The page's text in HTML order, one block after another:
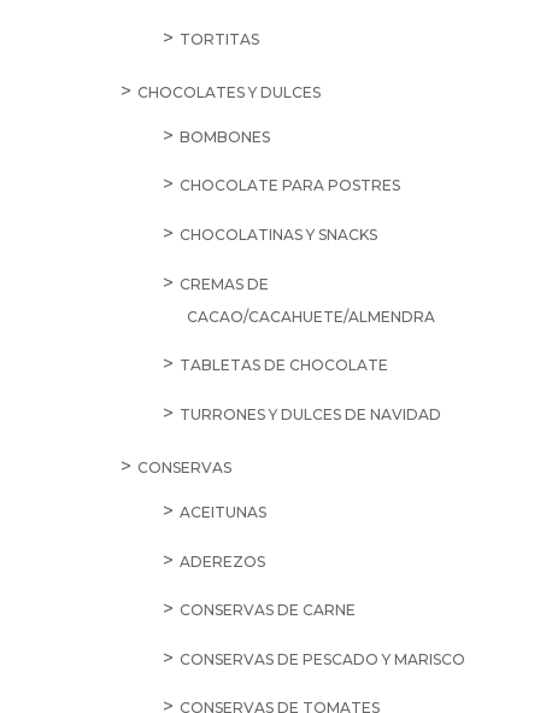
TORTITAS
CHOCOLATES Y DULCES
BOMBONES
CHOCOLATE PARA POSTRES
CHOCOLATINAS Y SNACKS
CREMAS DE
CACAO/CACAHUETE/ALMENDRA
TABLETAS DE CHOCOLATE
TURRONES Y DULCES DE NAVIDAD
CONSERVAS
ACEITUNAS
ADEREZOS
CONSERVAS DE CARNE
CONSERVAS DE PESCADO Y MARISCO
CONSERVAS DE TOMATES